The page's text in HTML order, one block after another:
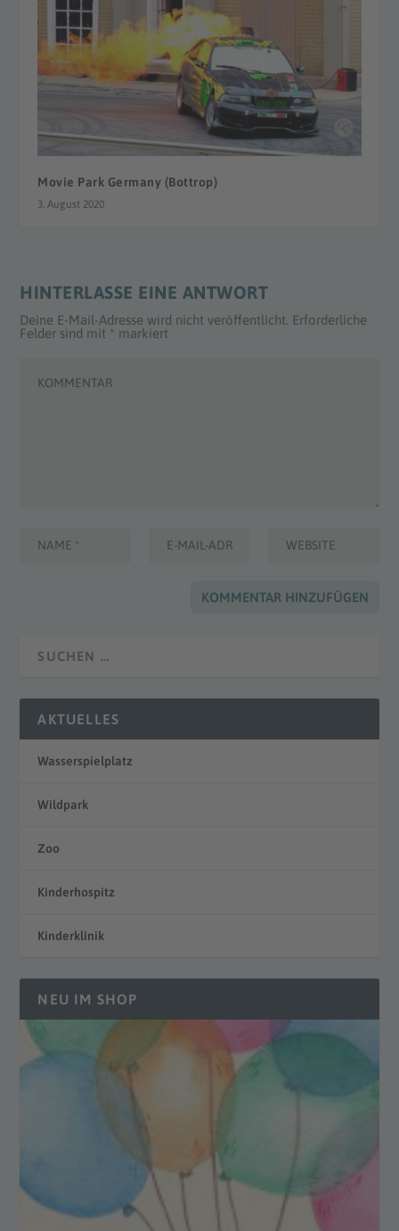
Movie Park Germany (Bottrop)
3. August 2020
HINTERLASSE EINE ANTWORT
Deine E-Mail-Adresse wird nicht veröffentlicht. Erforderliche
Felder sind mit * markiert
AKTUELLES
Wasserspielplatz
Wildpark
Zoo
Kinderhospitz
Kinderklinik
NEU IM SHOP